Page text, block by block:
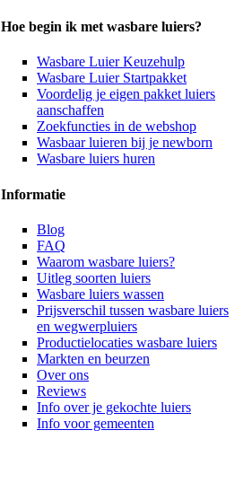
Hoe begin ik met wasbare luiers?
Wasbare Luier Keuzehulp
Wasbare Luier Startpakket
Voordelig je eigen pakket luiers
aanschaffen
Zoekfuncties in de webshop
Wasbaar luieren bij je newborn
Wasbare luiers huren
Informatie
Blog
FAQ
Waarom wasbare luiers?
Uitleg soorten luiers
Wasbare luiers wassen
Prijsverschil tussen wasbare luiers
en wegwerpluiers
Productielocaties wasbare luiers
Markten en beurzen
Over ons
Reviews
Info over je gekochte luiers
Info voor gemeenten